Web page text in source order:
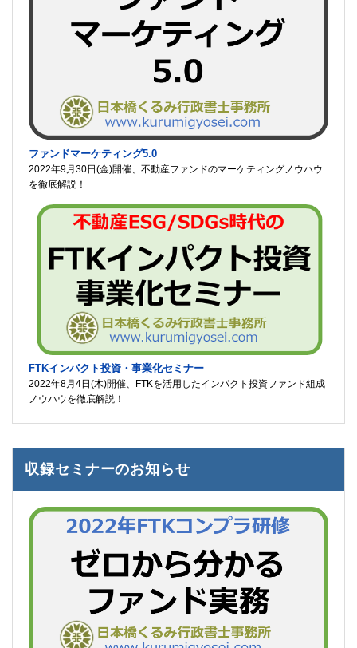
ファンドマーケティング5.0
2022年9月30日(金)開催、不動産ファンドのマーケティングノウハウ
を徹底解説！
FTKインパクト投資・事業化セミナー
2022年8月4日(木)開催、FTKを活用したインパクト投資ファンド組成
ノウハウを徹底解説！
収録セミナーのお知らせ